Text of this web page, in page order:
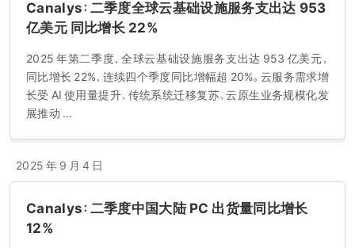
Canalys：二季度全球云基础设施服务支出达 953
亿美元 同比增长 22%
2025 年第二季度，全球云基础设施服务支出达 953 亿美元，
同比增长 22%，连续四个季度同比增幅超 20%。云服务需求增
长受 AI 使用量提升、传统系统迁移复苏、云原生业务规模化发
展推动 ...
2025 年 9 月 4 日
Canalys：二季度中国大陆 PC 出货量同比增长
12%